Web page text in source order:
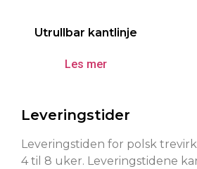
Utrullbar kantlinje
Les mer
Leveringstider
Leveringstiden for polsk
4 til 8 uker. Leveringstidene